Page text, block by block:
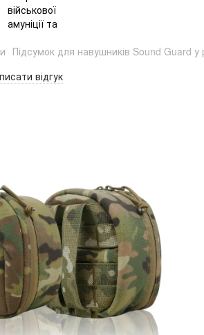
Підсумок для навушників Sound Guard
відгук